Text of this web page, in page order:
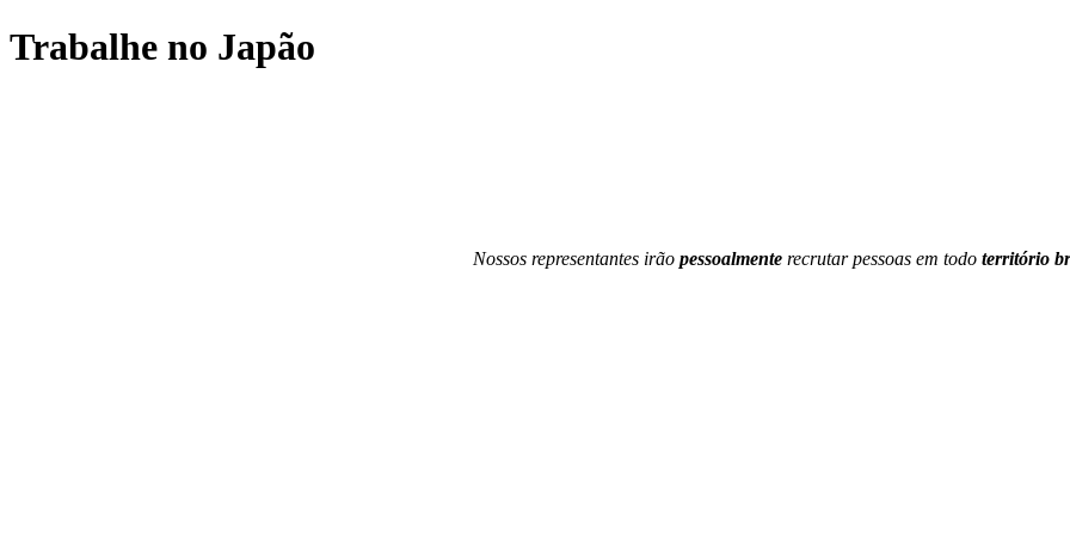
Trabalhe no Japão
Nossos representantes irão pessoalmente recrutar pessoas em todo território